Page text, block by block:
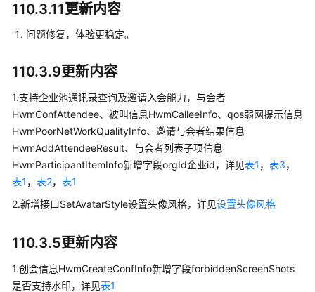
绍
费
说
明
购
快
入
门
管
110.3.11更新内容
问题修复，体验更稳定。
110.3.9更新内容
1.支持企业池通讯录查询及邀请入会能力，与会者
HwmConfAttendee、被叫信息HwmCalleeInfo、qos弱网提示信息
HwmPoorNetWorkQualityInfo、邀请与会者结果信息
HwmAddAttendeeResult、与会者列表子项信息
HwmParticipantItemInfo新增字段orgId企业id，详见表1 ， 表3，
表1 ， 表2， 表1
2.新增接口SetAvatarStyle设置头像风格，详见设置头像风格
110.3.5更新内容
1.创会信息HwmCreateConfInfo新增字段forbiddenScreenShots
是否支持水印，详见表1